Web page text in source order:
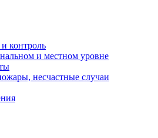
контроль
и местном уровне
несчастные случаи